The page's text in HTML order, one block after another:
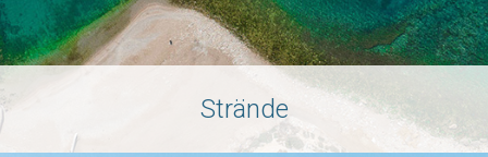
Strände